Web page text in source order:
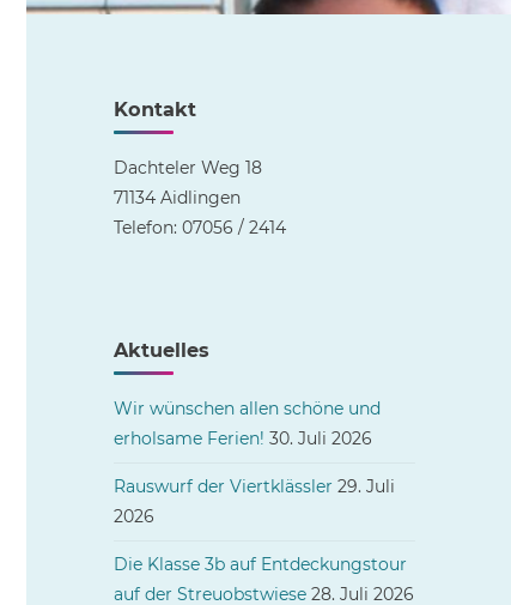
Kontakt
Dachteler Weg 18
71134 Aidlingen
Telefon: 07056 / 2414
Aktuelles
Wir wünschen allen schöne und
erholsame Ferien! 30. Juli 2026
Rauswurf der Viertklässler 29. Juli
2026
Die Klasse 3b auf Entdeckungstour
auf der Streuobstwiese 28. Juli 2026